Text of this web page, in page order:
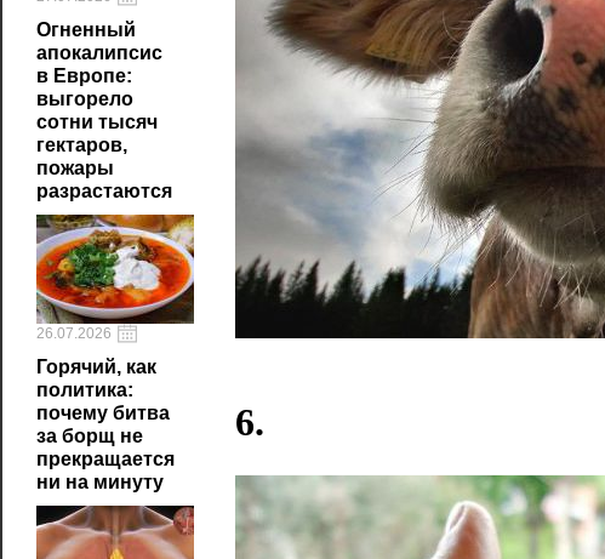
Огненный
апокалипсис
в Европе:
выгорело
сотни тысяч
гектаров,
пожары
разрастаются
26.07.2026
Горячий, как
политика:
почему битва
за борщ не
прекращается
ни на минуту
6.